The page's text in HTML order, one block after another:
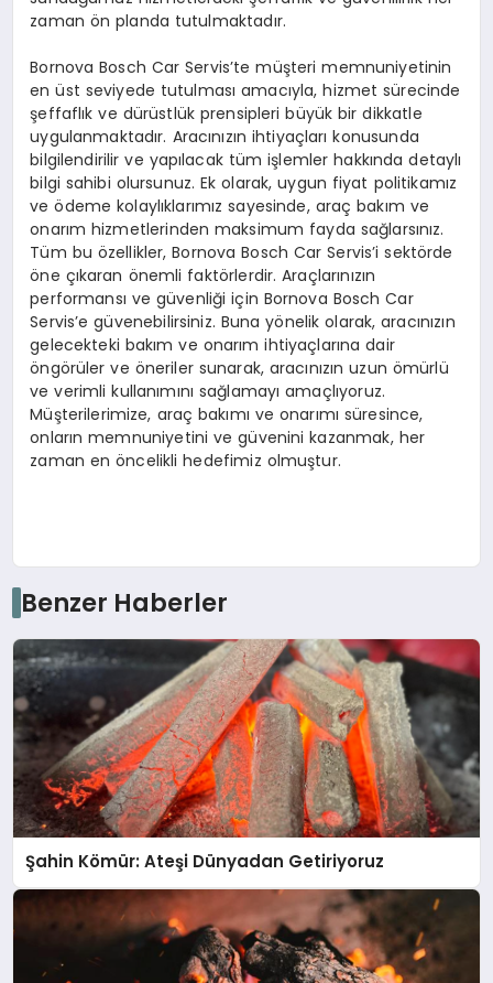
zaman ön planda tutulmaktadır.
Bornova Bosch Car Servis’te müşteri memnuniyetinin
en üst seviyede tutulması amacıyla, hizmet sürecinde
şeffaflık ve dürüstlük prensipleri büyük bir dikkatle
uygulanmaktadır. Aracınızın ihtiyaçları konusunda
bilgilendirilir ve yapılacak tüm işlemler hakkında detaylı
bilgi sahibi olursunuz. Ek olarak, uygun fiyat politikamız
ve ödeme kolaylıklarımız sayesinde, araç bakım ve
onarım hizmetlerinden maksimum fayda sağlarsınız.
Tüm bu özellikler, Bornova Bosch Car Servis’i sektörde
öne çıkaran önemli faktörlerdir. Araçlarınızın
performansı ve güvenliği için Bornova Bosch Car
Servis’e güvenebilirsiniz. Buna yönelik olarak, aracınızın
gelecekteki bakım ve onarım ihtiyaçlarına dair
öngörüler ve öneriler sunarak, aracınızın uzun ömürlü
ve verimli kullanımını sağlamayı amaçlıyoruz.
Müşterilerimize, araç bakımı ve onarımı süresince,
onların memnuniyetini ve güvenini kazanmak, her
zaman en öncelikli hedefimiz olmuştur.
Benzer Haberler
Şahin Kömür: Ateşi Dünyadan Getiriyoruz